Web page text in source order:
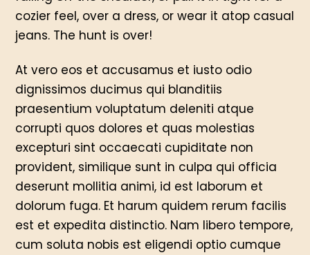
cozier feel, over a dress, or wear it atop casual
jeans. The hunt is over!
At vero eos et accusamus et iusto odio
dignissimos ducimus qui blanditiis
praesentium voluptatum deleniti atque
corrupti quos dolores et quas molestias
excepturi sint occaecati cupiditate non
provident, similique sunt in culpa qui officia
deserunt mollitia animi, id est laborum et
dolorum fuga. Et harum quidem rerum facilis
est et expedita distinctio. Nam libero tempore,
cum soluta nobis est eligendi optio cumque